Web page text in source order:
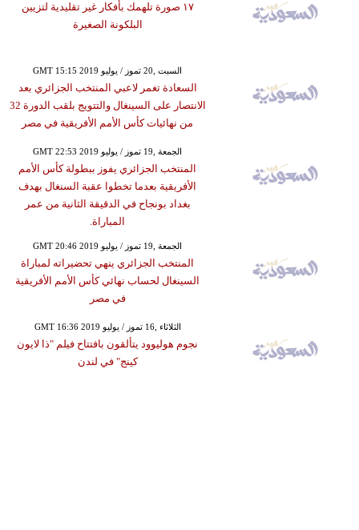
١٧ صورة تلهمك بأفكار غير تقليدية لتزيين
البلكونة الصغيرة
GMT 15:15 2019 السبت ,20 تموز / يوليو
السعادة تغمر لاعبي المنتخب الجزائري بعد
الانتصار على السينغال والتتويج بلقب الدورة 32
من نهائيات كأس الأمم الأفريقية في مصر
GMT 22:53 2019 الجمعة ,19 تموز / يوليو
المنتخب الجزائري يفوز ببطولة كأس الأمم
الأفريقية بعدما تخطوا عقبة السنغال بهدف
بغداد بونجاح في الدقيقة الثانية من عمر
المباراة.
GMT 20:46 2019 الجمعة ,19 تموز / يوليو
المنتخب الجزائري ينهي تحضيراته لمباراة
السينغال لحساب نهائي كأس الأمم الأفريقية
في مصر
GMT 16:36 2019 الثلاثاء ,16 تموز / يوليو
نجوم هوليوود يتألقون بافتتاح فيلم "ذا لايون
كينج" في لندن